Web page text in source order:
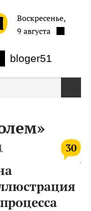
bloger51
Воскресенье,
9 августа
30